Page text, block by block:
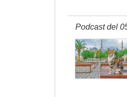
Podcast del